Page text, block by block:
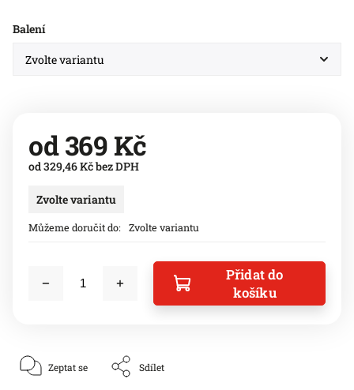
Balení
od369 Kč
od329,46 Kčbez DPH
Zvolte variantu
Můžeme doručit do: Zvolte variantu
Přidat do
košíku
Zeptat se Sdílet